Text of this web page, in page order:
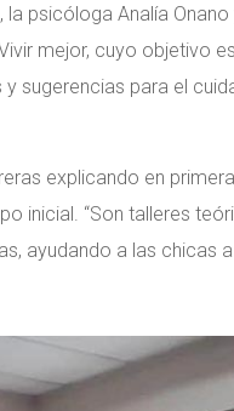
psicóloga Analía
mejor, cuyo objetivo
sugerencias para el
explicando en
inicial. “Son talleres
ayudando a las chicas